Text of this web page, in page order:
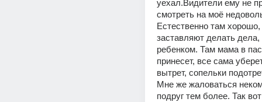
уехал.Видители ему не
смотреть на моё
Естественно там
заставляют делать дела,
ребенком. Там мама в
принесет, все сама
вытрет, сопельки
Мне же жаловаться
подруг тем более. Так вот